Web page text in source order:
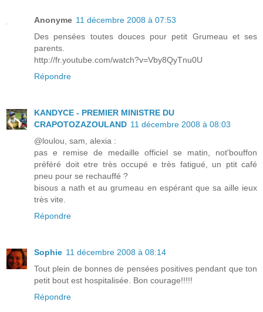
Anonyme 11 décembre 2008 à 07:53
Des pensées toutes douces pour petit Grumeau et ses
parents.
http://fr.youtube.com/watch?v=Vby8QyTnu0U
Répondre
KANDYCE - PREMIER MINISTRE DU
CRAPOTOZAZOULAND 11 décembre 2008 à 08:03
@loulou, sam, alexia :
pas e remise de medaille officiel se matin, not'bouffon
préféré doit etre très occupé e très fatigué, un ptit café
pneu pour se rechauffé ?
bisous a nath et au grumeau en espérant que sa aille ieux
très vite.
Répondre
Sophie 11 décembre 2008 à 08:14
Tout plein de bonnes de pensées positives pendant que ton
petit bout est hospitalisée. Bon courage!!!!!
Répondre